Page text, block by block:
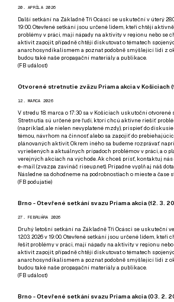
20. APRÍLA 2026
Další setkání na Základně Tři Ocásci se uskuteční v úterý
19:00. Otevřené setkání jsou určené lidem, kteří chtějí
problémy v práci, mají nápady na aktivity v regionu nebo se
aktivit zapojit, případně chtějí diskutovat o tématech
anarchosyndikalismem a poznat podobně smýšlející lidi z
budou také naše propagační materiály a publikace.
(FB událost)
Otvorené stretnutie zväzu Priama akcia v Košiciach
12. MARCA 2026
V stredu 18. marca o 17:30 sa v Košiciach uskutoční otvorené
Stretnutia sú určené pre ľudí, ktorí chcú aktívne riešiť
(napríklad, ale nielen nevyplatené mzdy), prispieť do
témou, návrhom na činnosť alebo sa zapojiť do
plánovaných aktivít. Okrem iného sa budeme rozprávať
vyriešených a aktuálnych prípadoch problémov v práci, a o
verejných akciach na východe. Ak chceš prísť, kontaktuj nás
e-mail (zvazpa zavináč riseup.net). Prípadnevyplň aj náš
Následne sa dohodneme na podrobnostiach o mieste a čase
(FB podujatie)
Brno - Otevřené setkání svazu Priama akcia (12. 3.
27. FEBRUÁRA 2026
Druhý letošní setkání na Základně Tři Ocásci se uskuteční
12.03. 2026 v 19:00. Otevřené setkání jsou určené lidem, kteří
řešit problémy v práci, mají nápady na aktivity v regionu
aktivit zapojit, případně chtějí diskutovat o tématech
anarchosyndikalismem a poznat podobně smýšlející lidi z
budou také naše propagační materiály a publikace.
(FB událost)
Brno - Otevřené setkání svazu Priama akcia (03. 2.